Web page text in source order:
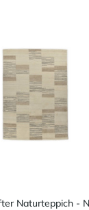
Naturteppich -